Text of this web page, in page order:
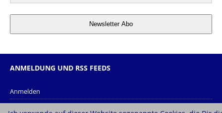
Newsletter Abo
ANMELDUNG UND RSS FEEDS
Anmelden